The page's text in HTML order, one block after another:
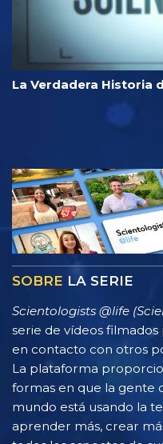
La Verdadera Historia
SOBRE LA SERIE
Scientologists @life
serie de vídeos
en contacto con otros
La plataforma
formas en que la gente
mundo está usando la
aprender más, crear